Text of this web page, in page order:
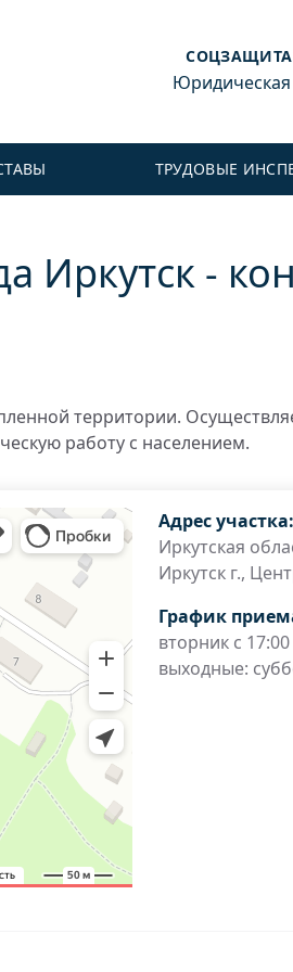
СОЦЗАЩИТА
ТРУДОВЫЕ
Иркутск -
территории.
работу с населением.
Адрес участка:
Иркутская
Иркутск г.,
График
вторник с
выходные: